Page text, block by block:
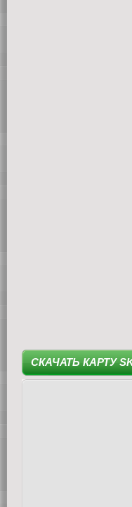
СКАЧАТЬ КАРТУ